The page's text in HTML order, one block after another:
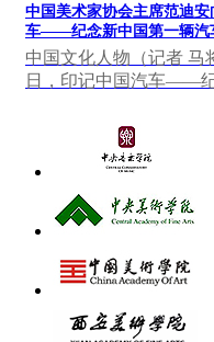
中国美术家协会主席范迪安
车——纪念新中国第一辆汽
大众篆刻作品展”发表视频
中国文化人物（记者 马
日，印记中国汽车——
在中国一汽博物馆...